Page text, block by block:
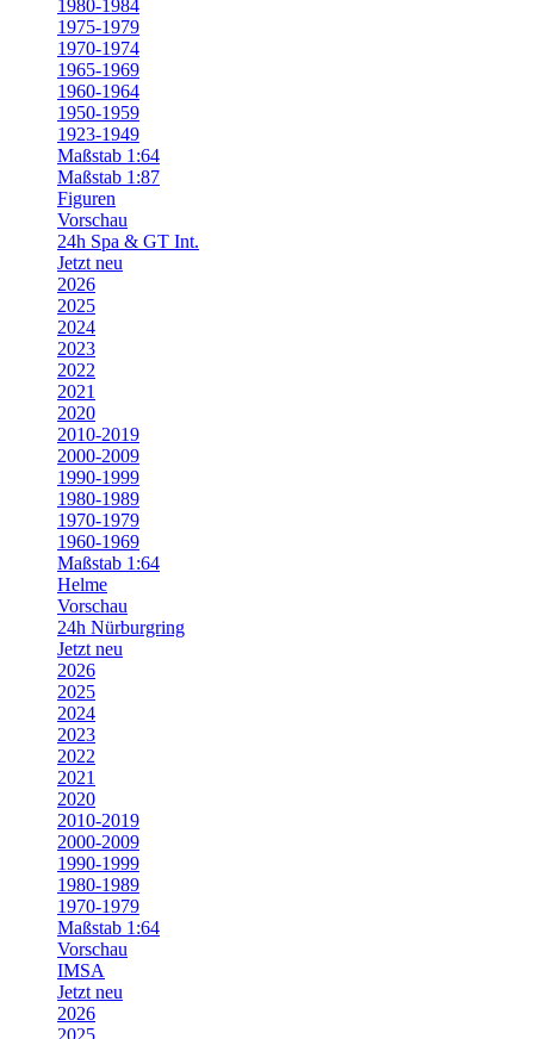
1980-1984
1975-1979
1970-1974
1965-1969
1960-1964
1950-1959
1923-1949
Maßstab 1:64
Maßstab 1:87
Figuren
Vorschau
24h Spa & GT Int.
Jetzt neu
2026
2025
2024
2023
2022
2021
2020
2010-2019
2000-2009
1990-1999
1980-1989
1970-1979
1960-1969
Maßstab 1:64
Helme
Vorschau
24h Nürburgring
Jetzt neu
2026
2025
2024
2023
2022
2021
2020
2010-2019
2000-2009
1990-1999
1980-1989
1970-1979
Maßstab 1:64
Vorschau
IMSA
Jetzt neu
2026
2025